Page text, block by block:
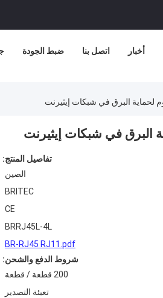
ضبط الجودة اتصل بنا أخبار
تفاصيل المنتج:
الصين
BRITEC
CE
BRRJ45L-4L
BR-RJ45 RJ11.pdf
شروط الدفع والشحن:
200 قطعة / قطعة
تعبئة التصدير